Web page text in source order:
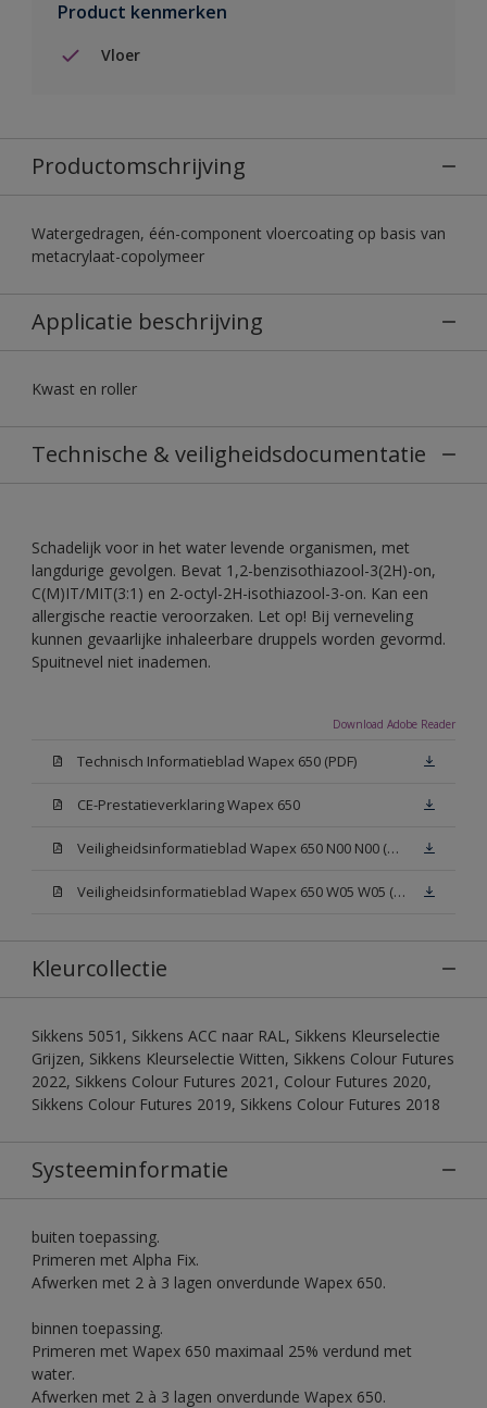
Product kenmerken
Vloer
Productomschrijving
Watergedragen, één-component vloercoating op basis van
metacrylaat-copolymeer
Applicatie beschrijving
Kwast en roller
Technische & veiligheidsdocumentatie
Schadelijk voor in het water levende organismen, met
langdurige gevolgen. Bevat 1,2-benzisothiazool-3(2H)-on,
C(M)IT/MIT(3:1) en 2-octyl-2H-isothiazool-3-on. Kan een
allergische reactie veroorzaken. Let op! Bij verneveling
kunnen gevaarlijke inhaleerbare druppels worden gevormd.
Spuitnevel niet inademen.
Download Adobe Reader
Technisch Informatieblad Wapex 650 (PDF)
CE-Prestatieverklaring Wapex 650
Veiligheidsinformatieblad Wapex 650 N00 N00 (MSDS)
Veiligheidsinformatieblad Wapex 650 W05 W05 (MSDS)
Kleurcollectie
Sikkens 5051, Sikkens ACC naar RAL, Sikkens Kleurselectie
Grijzen, Sikkens Kleurselectie Witten, Sikkens Colour Futures
2022, Sikkens Colour Futures 2021, Colour Futures 2020,
Sikkens Colour Futures 2019, Sikkens Colour Futures 2018
Systeeminformatie
buiten toepassing.
Primeren met Alpha Fix.
Afwerken met 2 à 3 lagen onverdunde Wapex 650.
binnen toepassing.
Primeren met Wapex 650 maximaal 25% verdund met
water.
Afwerken met 2 à 3 lagen onverdunde Wapex 650.